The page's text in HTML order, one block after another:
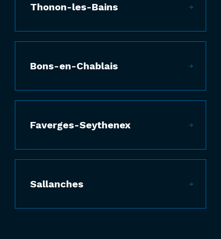
Thonon-les-Bains
Bons-en-Chablais
Faverges-Seythenex
Sallanches